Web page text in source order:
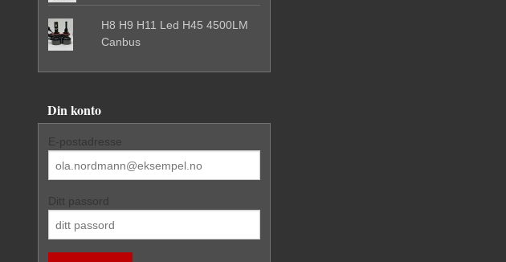
H8 H9 H11 Led H45 4500LM
Canbus
Din konto
E-postadresse
Ditt passord